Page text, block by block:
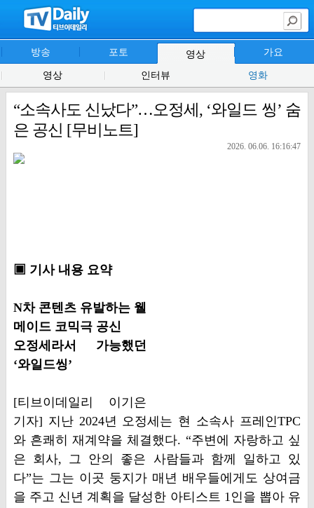
방송 포토 영상 가요
영상 인터뷰 영화
“소속사도 신났다”…오정세, ‘와일드 씽’ 숨
은 공신 [무비노트]
2026. 06.06. 16:16:47
▣ 기사 내용 요약
N차 콘텐츠 유발하는 웰
메이드 코믹극 공신
오정세라서 가능했던
‘와일드씽’
[티브이데일리 이기은
기자] 지난 2024년 오정세는 현 소속사 프레인TPC
와 흔쾌히 재계약을 체결했다. “주변에 자랑하고 싶
은 회사, 그 안의 좋은 사람들과 함께 일하고 있
다”는 그는 이곳 둥지가 매년 배우들에게도 상여금
을 주고 신년 계획을 달성한 아티스트 1인을 뽑아 유